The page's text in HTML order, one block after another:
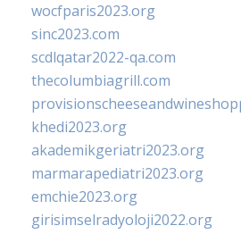
wocfparis2023.org
sinc2023.com
scdlqatar2022-qa.com
thecolumbiagrill.com
khedi2023.org
akademikgeriatri2023.org
marmarapediatri2023.org
emchie2023.org
girisimselradyoloji2022.org